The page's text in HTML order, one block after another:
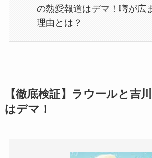
の熱愛報道はデマ！噂が広
理由とは？
【徹底検証】ラウールと吉
はデマ！